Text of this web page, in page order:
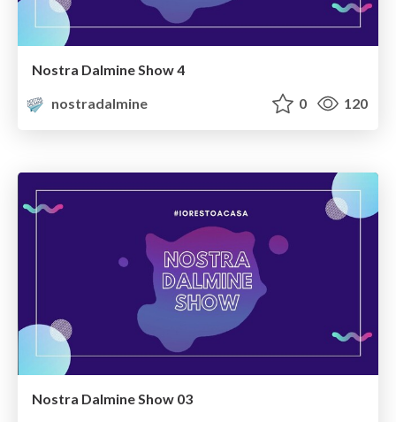
Nostra Dalmine Show 4
nostradalmine
0 120
Nostra Dalmine Show 03